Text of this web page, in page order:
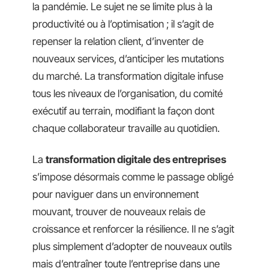
la pandémie. Le sujet ne se limite plus à la
productivité ou à l’optimisation ; il s’agit de
repenser la relation client, d’inventer de
nouveaux services, d’anticiper les mutations
du marché. La transformation digitale infuse
tous les niveaux de l’organisation, du comité
exécutif au terrain, modifiant la façon dont
chaque collaborateur travaille au quotidien.
La transformation digitale des entreprises
s’impose désormais comme le passage obligé
pour naviguer dans un environnement
mouvant, trouver de nouveaux relais de
croissance et renforcer la résilience. Il ne s’agit
plus simplement d’adopter de nouveaux outils
mais d’entraîner toute l’entreprise dans une